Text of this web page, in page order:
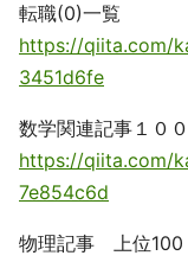
転職(0)一覧
https://qiita.com/
3451d6fe
数学関連記事１０
https://qiita.com/
7e854c6d
物理記事 上位100